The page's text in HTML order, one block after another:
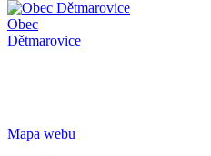
Obec
Dětmarovice
Mapa webu